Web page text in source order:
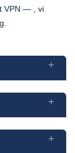
VPN — , vi